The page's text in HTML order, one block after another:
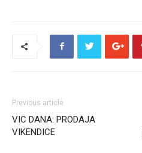
Previous article
VIC DANA: PRODAJA
VIKENDICE